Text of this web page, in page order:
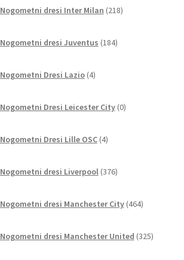
Nogometni dresi Inter Milan 218izdelkov
Nogometni dresi Juventus 184izdelkov
Nogometni Dresi Lazio 4izdelki
Nogometni Dresi Leicester City 0izdelkov
Nogometni Dresi Lille OSC 4izdelki
Nogometni dresi Liverpool 376izdelkov
Nogometni dresi Manchester City 464izdelkov
Nogometni dresi Manchester United 325izdelkov